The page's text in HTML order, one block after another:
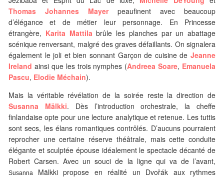
Thomas Johannes Mayerpeaufinent avec beaucoup
d’élégance et de métier leur personnage. En Princesse
étrangère, Karita Mattila brûle les planches par un abattage
scénique renversant, malgré des graves défaillants. On signalera
également le joli et bien sonnant Garçon de cuisine de Jeanne
Ireland ainsi que les trois nymphes (Andreea Soare, Emanuela
Pascu, Elodie Méchain).
Mais la véritable révélation de la soirée reste la direction de
Susanna Mälkki. Dès l’introduction orchestrale, la cheffe
finlandaise opte pour une lecture analytique et retenue. Les tuttis
sont secs, les élans romantiques contrôlés. D’aucuns pourraient
reprocher une certaine réserve théâtrale, mais cette conduite
élégante et sculptée épouse idéalement le spectacle décanté de
Robert Carsen. Avec un souci de la ligne qui va de l’avant,
Susanna
Mälkki propose en réalité un Dvořák aux rythmes